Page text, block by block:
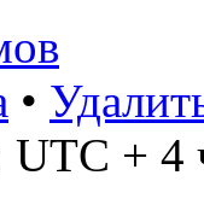
•
UTC + 4